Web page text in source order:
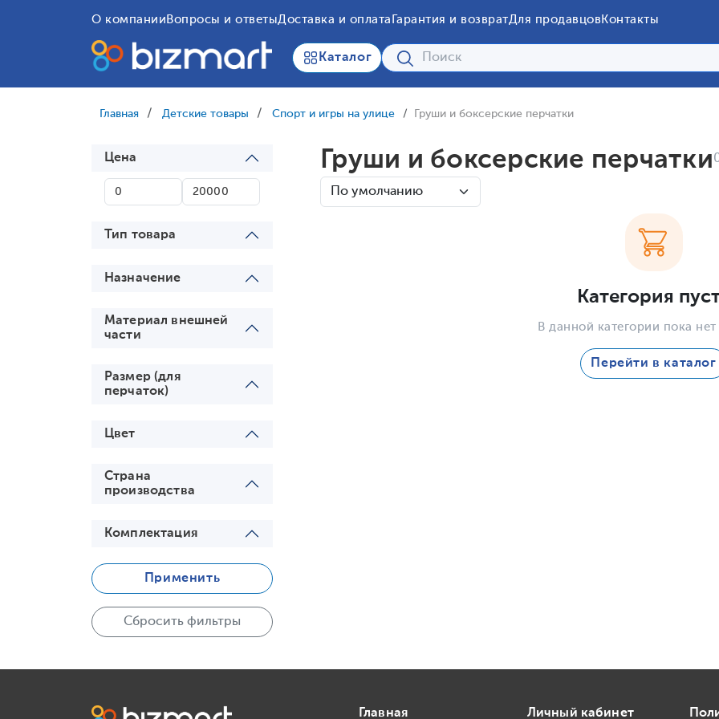
О компании Вопросы и ответыДоставка и оплата Гарантия и возвратДля продавцовКонтакты
Каталог
Главная Детские товары Спорт и игры на улице Груши и боксерские перчатки
Цена
Тип товара
Назначение
Материал внешней
части
Размер (для
перчаток)
Цвет
Страна
производства
Комплектация
Применить
Сбросить фильтры
Груши и боксерские перчатки
Категория
В данной категории пока нет
Перейти в каталог
Главная Личный кабинет